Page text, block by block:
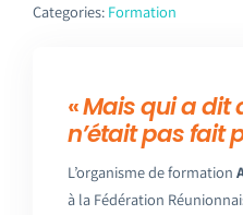
Categories: Formation
«Mais qui a dit
n’était pas fait
L’organisme de formation
à la Fédération